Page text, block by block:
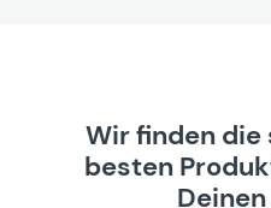
Wir finden die
besten